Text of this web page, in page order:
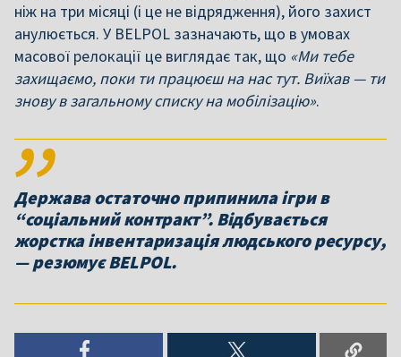
ніж на три місяці (і це не відрядження), його захист
анулюється. У BELPOL зазначають, що в умовах
масової релокації це виглядає так, що «Ми тебе
захищаємо, поки ти працюєш на нас тут. Виїхав — ти
знову в загальному списку на мобілізацію».
Держава остаточно припинила ігри в
“соціальний контракт”. Відбувається
жорстка інвентаризація людського ресурсу,
— резюмує BELPOL.